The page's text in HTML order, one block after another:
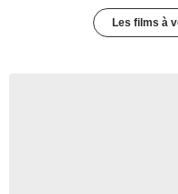
Les films à